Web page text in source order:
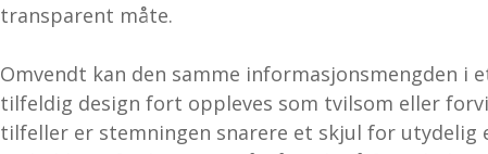
transparent måte.
Omvendt kan den samme informasjonsmengden i
tilfeldig design fort oppleves som tvilsom eller
tilfeller er stemningen snarere et skjul for utydelig